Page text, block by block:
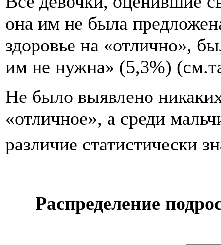
она им не была
здоровье на «отлично»,
им не нужна» (5,3%)
Не было выявлено
«отличное», а среди
различие статистически
Распределение